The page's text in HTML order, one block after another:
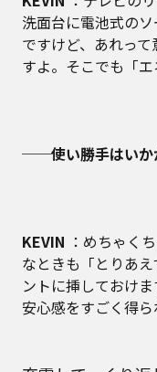
洗面台に電池式の
ですけど、あれっ
すよ。そこでも「エ
──使い勝手はいか
KEVIN ：めちゃく
なときも「とりあ
ントに挿しておけ
安心感をすごく得ら